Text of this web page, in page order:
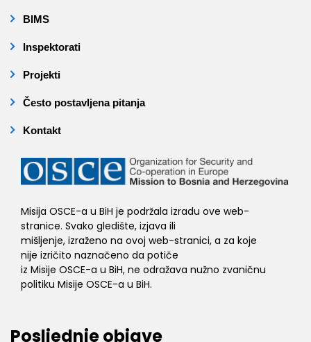
BIMS
Inspektorati
Projekti
Često postavljena pitanja
Kontakt
Misija OSCE-a u BiH je podržala izradu ove web-
stranice. Svako gledište, izjava ili
mišljenje, izraženo na ovoj web-stranici, a za koje
nije izričito naznačeno da potiče
iz Misije OSCE-a u BiH, ne odražava nužno zvaničnu
politiku Misije OSCE-a u BiH.
Posljednje objave